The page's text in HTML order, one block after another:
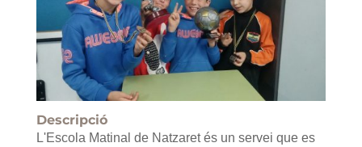
Descripció
L'Escola Matinal de Natzaret és un servei que es